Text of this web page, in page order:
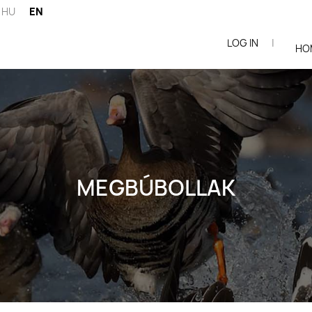
HU EN
LOG IN |
MEGBÚBOLLAK